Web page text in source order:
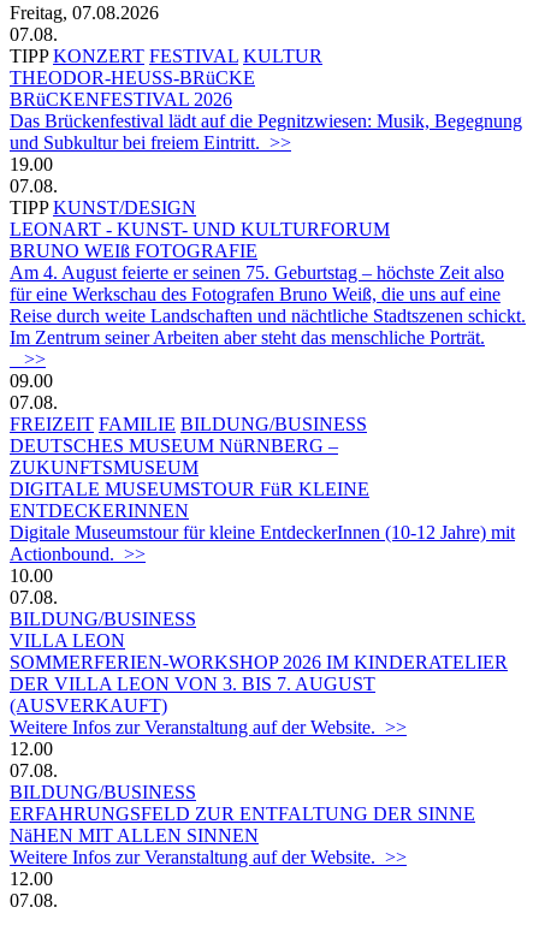
Freitag, 07.08.2026
07.08.
TIPP KONZERT FESTIVAL KULTUR
THEODOR-HEUSS-BRüCKE
BRüCKENFESTIVAL 2026
Das Brückenfestival lädt auf die Pegnitzwiesen: Musik, Begegnung
und Subkultur bei freiem Eintritt. >>
19.00
07.08.
TIPP KUNST/DESIGN
LEONART - KUNST- UND KULTURFORUM
BRUNO WEIß FOTOGRAFIE
Am 4. August feierte er seinen 75. Geburtstag – höchste Zeit also
für eine Werkschau des Fotografen Bruno Weiß, die uns auf eine
Reise durch weite Landschaften und nächtliche Stadtszenen schickt.
Im Zentrum seiner Arbeiten aber steht das menschliche Porträt.
>>
09.00
07.08.
FREIZEIT FAMILIE BILDUNG/BUSINESS
DEUTSCHES MUSEUM NüRNBERG –
ZUKUNFTSMUSEUM
DIGITALE MUSEUMSTOUR FüR KLEINE
ENTDECKERINNEN
Digitale Museumstour für kleine EntdeckerInnen (10-12 Jahre) mit
Actionbound. >>
10.00
07.08.
BILDUNG/BUSINESS
VILLA LEON
SOMMERFERIEN-WORKSHOP 2026 IM KINDERATELIER
DER VILLA LEON VON 3. BIS 7. AUGUST
(AUSVERKAUFT)
Weitere Infos zur Veranstaltung auf der Website. >>
12.00
07.08.
BILDUNG/BUSINESS
ERFAHRUNGSFELD ZUR ENTFALTUNG DER SINNE
NäHEN MIT ALLEN SINNEN
Weitere Infos zur Veranstaltung auf der Website. >>
12.00
07.08.